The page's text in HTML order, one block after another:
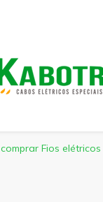
comprar Fios